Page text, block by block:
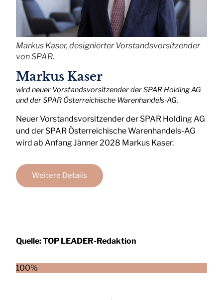
Markus Kaser, designierter Vorstandsvorsitzender
von SPAR.
Markus Kaser
wird neuer Vorstandsvorsitzender der SPAR Holding AG
und der SPAR Österreichische Warenhandels-AG.
Neuer Vorstandsvorsitzender der SPAR Holding AG
und der SPAR Österreichische Warenhandels-AG
wird ab Anfang Jänner 2028 Markus Kaser.
Weitere Details
Quelle:TOP LEADER-Redaktion
100%